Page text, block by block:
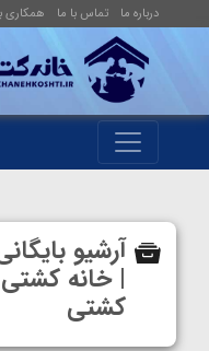
درباره ما تماس با ما همکاری
آرشیو
| خانه
کشتی